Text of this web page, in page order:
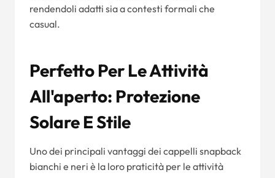
rendendoli adatti sia a contesti formali che
casual.
Perfetto Per Le Attività
All'aperto: Protezione
Solare E Stile
Uno dei principali vantaggi dei cappelli snapback
bianchi e neri è la loro praticità per le attività